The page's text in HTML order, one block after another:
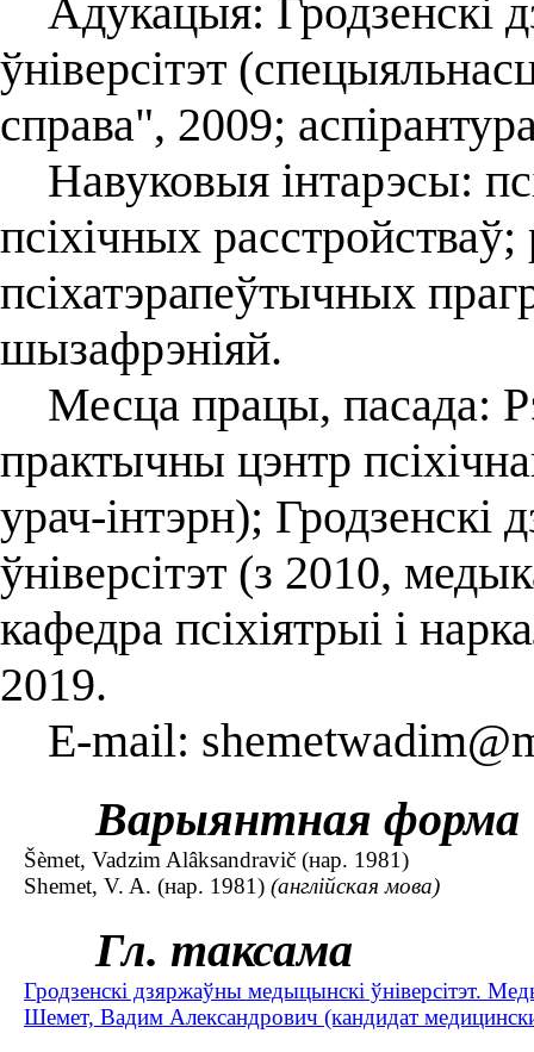
Адукацыя: Гродзенскі
ўніверсітэт
справа", 2009;
Навуковыя інтарэсы:
псіхічных
псіхатэрапеўтычных
шызафрэніяй.
Месца працы, пасада:
практычны цэнтр
урач-інтэрн);
ўніверсітэт (з 2010,
кафедра псіхіятрыі і
2019.
E-mail:
Варыянтная форма
Šèmet, Vadzіm Alâksandravіč (нар. 1981)
Shemet, V. A. (нар. 1981) (англійская мова)
Гл. таксама
Гродзенскі дзяржаўны медыцынскі ўніверсітэт.
Шемет, Вадим Александрович (кандидат